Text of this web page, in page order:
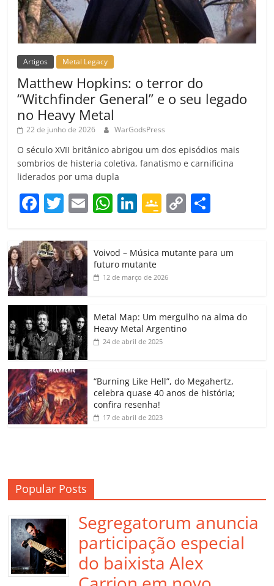
Artigos Metal Legacy
Matthew Hopkins: o terror do
“Witchfinder General” e o seu legado
no Heavy Metal
22 de junho de 2026 WarGodsPress
O século XVII britânico abrigou um dos episódios mais
sombrios de histeria coletiva, fanatismo e carnificina
liderados por uma dupla
F
c
e
b
o
o
k
T
itt
er
E
ai
W
at
s
A
p
Li
k
e
dI
G
gl
e
a
ss
o
m
C
y
k
p
h
Voivod – Música mutante para um
futuro mutante
12 de março de 2026
Metal Map: Um mergulho na alma do
Heavy Metal Argentino
24 de abril de 2025
“Burning Like Hell”, do Megahertz,
celebra quase 40 anos de história;
confira resenha!
17 de abril de 2023
Popular Posts
Segregatorum anuncia
participação especial
do baixista Alex